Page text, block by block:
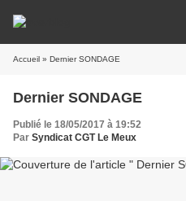
Accueil » Dernier SONDAGE
Dernier SONDAGE
Publié le 18/05/2017 à 19:52
Par Syndicat CGT Le Meux